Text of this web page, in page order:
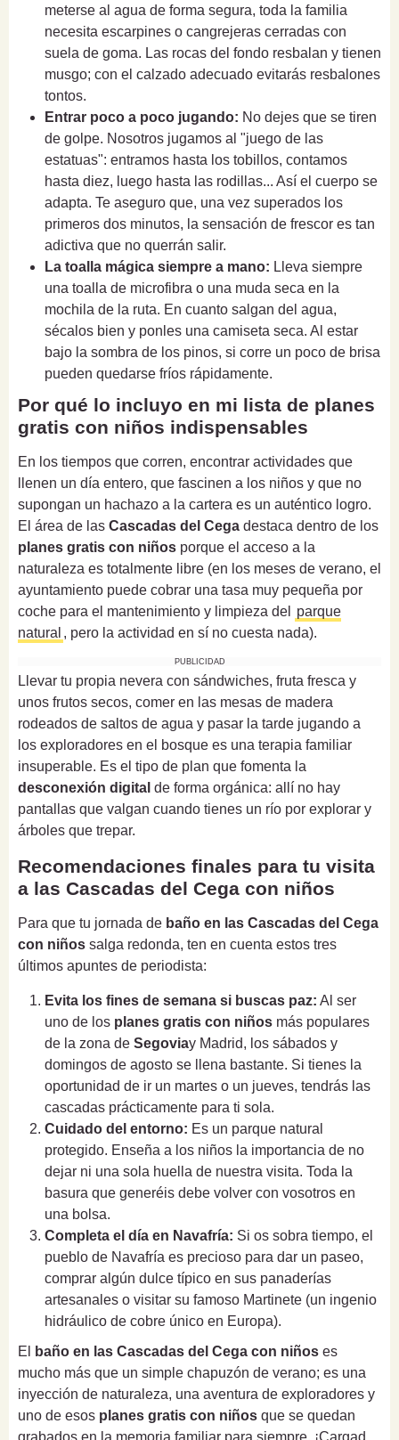
meterse al agua de forma segura, toda la familia
necesita escarpines o cangrejeras cerradas con
suela de goma. Las rocas del fondo resbalan y tienen
musgo; con el calzado adecuado evitarás resbalones
tontos.
Entrar poco a poco jugando: No dejes que se tiren
de golpe. Nosotros jugamos al "juego de las
estatuas": entramos hasta los tobillos, contamos
hasta diez, luego hasta las rodillas... Así el cuerpo se
adapta. Te aseguro que, una vez superados los
primeros dos minutos, la sensación de frescor es tan
adictiva que no querrán salir.
La toalla mágica siempre a mano: Lleva siempre
una toalla de microfibra o una muda seca en la
mochila de la ruta. En cuanto salgan del agua,
sécalos bien y ponles una camiseta seca. Al estar
bajo la sombra de los pinos, si corre un poco de brisa
pueden quedarse fríos rápidamente.
Por qué lo incluyo en mi lista de planes
gratis con niños indispensables
En los tiempos que corren, encontrar actividades que
llenen un día entero, que fascinen a los niños y que no
supongan un hachazo a la cartera es un auténtico logro.
El área de las Cascadas del Cega destaca dentro de los
planes gratis con niños porque el acceso a la
naturaleza es totalmente libre (en los meses de verano, el
ayuntamiento puede cobrar una tasa muy pequeña por
coche para el mantenimiento y limpieza del
parque
natural , pero la actividad en sí no cuesta nada).
PUBLICIDAD
Llevar tu propia nevera con sándwiches, fruta fresca y
unos frutos secos, comer en las mesas de madera
rodeados de saltos de agua y pasar la tarde jugando a
los exploradores en el bosque es una terapia familiar
insuperable. Es el tipo de plan que fomenta la
desconexión digital de forma orgánica: allí no hay
pantallas que valgan cuando tienes un río por explorar y
árboles que trepar.
Recomendaciones finales para tu visita
a las Cascadas del Cega con niños
Para que tu jornada de baño en las Cascadas del Cega
con niños salga redonda, ten en cuenta estos tres
últimos apuntes de periodista:
Evita los fines de semana si buscas paz: Al ser
uno de los planes gratis con niños más populares
de la zona de Segoviay Madrid, los sábados y
domingos de agosto se llena bastante. Si tienes la
oportunidad de ir un martes o un jueves, tendrás las
cascadas prácticamente para ti sola.
Cuidado del entorno: Es un parque natural
protegido. Enseña a los niños la importancia de no
dejar ni una sola huella de nuestra visita. Toda la
basura que generéis debe volver con vosotros en
una bolsa.
Completa el día en Navafría: Si os sobra tiempo, el
pueblo de Navafría es precioso para dar un paseo,
comprar algún dulce típico en sus panaderías
artesanales o visitar su famoso Martinete (un ingenio
hidráulico de cobre único en Europa).
El
baño en las Cascadas del Cega con niños es
mucho más que un simple chapuzón de verano; es una
inyección de naturaleza, una aventura de exploradores y
uno de esos planes gratis con niños que se quedan